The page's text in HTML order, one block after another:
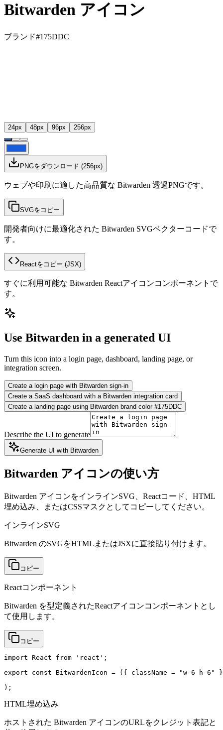
Bitwarden アイコン
ブランド#175DDC
24px 48px 96px 256px
PNGをダウンロード (256px)
ウェブや印刷に適した高品質な Bitwarden 透過PNGです。
SVGをコピー
開発者向けに最適化された Bitwarden SVGベクターコードで
す。
Reactをコピー (JSX)
すぐに利用可能な Bitwarden Reactアイコンコンポーネントで
す。
Use Bitwarden in a generated UI
Turn this icon into a login page, dashboard, landing page, or
integration screen.
Create a login page with Bitwarden sign-in
Create a SaaS dashboard with a Bitwarden integration card
Create a landing page using Bitwarden brand color #175DDC
Describe the UI to generate
Generate UI with Bitwarden
Bitwarden アイコンの使い方
Bitwarden アイコンをインラインSVG、Reactコード、HTML
埋め込み、またはCSSマスクとしてコピーしてください。
インラインSVG
Bitwarden のSVGをHTMLまたはJSXに直接貼り付けます。
コピー
Reactコンポーネント
Bitwarden を型定義されたReactアイコンコンポーネントとし
て使用します。
コピー
import React from 'react';
export const BitwardenIcon = ({ className = "w-6 h-
);
HTML埋め込み
ホストされた Bitwarden アイコンのURLをクレジット表記と